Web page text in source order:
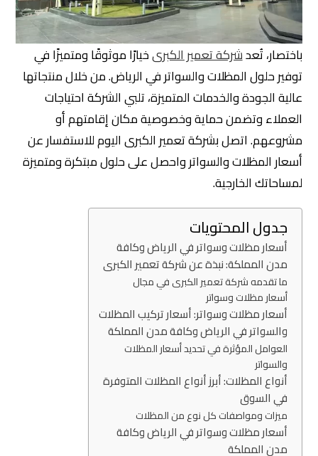
باختصار، تُعدشركة تعمير الكبرىخيارًا موثوقًا ومتميزًا في
توفير حلول المظلات والسواتر في الرياض. من خلال منتجاتها
عالية الجودة والخدمات المتميزة، تلبي الشركة احتياجات
العملاء وتضمن حماية وخصوصية مكان إقامتهم أو
مشروعهم. اتصل بشركة تعمير الكبرى اليوم للاستفسار عن
أسعار المظلات والسواتر واحصل على حلول مبتكرة ومتميزة
لمساحاتك الخارجية.
جدول المحتويات
أسعار مظلات وسواتر في الرياض وكافة
مدن المملكة: نبذة عن شركة تعمير الكبرى
ما تقدمه شركة تعمير الكبرى في مجال
أسعار مظلات وسواتر
أسعار مظلات وسواتر: أسعار تركيب المظلات
والسواتر في الرياض وكافة مدن المملكة
العوامل المؤثرة في تحديد أسعار المظلات
والسواتر
أنواع المظلات: أبرز أنواع المظلات المتوفرة
في السوق
ميزات ومواصفات كل نوع من المظلات
أسعار مظلات وسواتر في الرياض وكافة
مدن المملكة